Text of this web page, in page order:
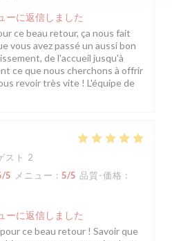
ーに返信しました
ce beau retour, ça nous fait
vous avez passé un aussi bon
de l'accueil jusqu'à
ce que nous cherchons à offrir
revoir très vite ! L'équipe de
スト 2
/5 メニュー : 5/5 品質-価格 :
ーに返信しました
ce beau retour ! Savoir que